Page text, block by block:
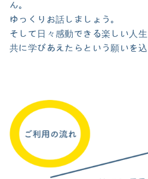
ん。
ゆっくりお話しましょう。
そして日々感動できる楽しい人
共に学びあえたらという願いを込